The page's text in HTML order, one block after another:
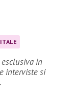
in
interviste si